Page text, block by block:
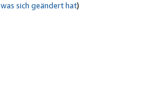
was sich geändert hat)